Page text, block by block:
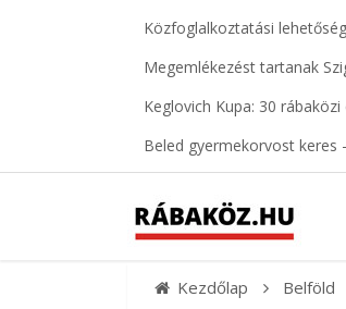
Közfoglalkoztatási
Megemlékezést tartanak
Keglovich Kupa: 30
Beled gyermekorvost
Kezdőlap Belföld